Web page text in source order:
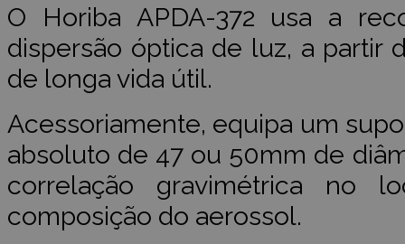
O Horiba APDA-372 usa a
dispersão óptica de luz, a partir
de longa vida útil.
Acessoriamente, equipa um
absoluto de 47 ou 50mm de
correlação gravimétrica no
composição do aerossol.